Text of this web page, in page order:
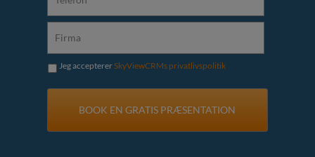
Jeg acceptererSkyViewCRMs privatlivspolitik